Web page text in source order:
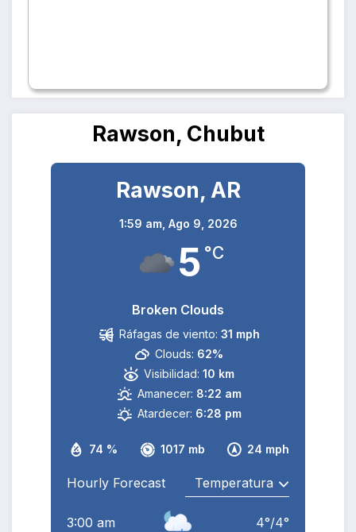
Rawson, Chubut
Rawson, AR
1:59 am, Ago 9, 2026
5 °C
Broken Clouds
74 % 1017 mb 24 mph
Ráfagas de viento: 31 mph
Clouds: 62%
Visibilidad: 10 km
Amanecer: 8:22 am
Atardecer: 6:28 pm
Hourly Forecast
3:00 am 4°/4°